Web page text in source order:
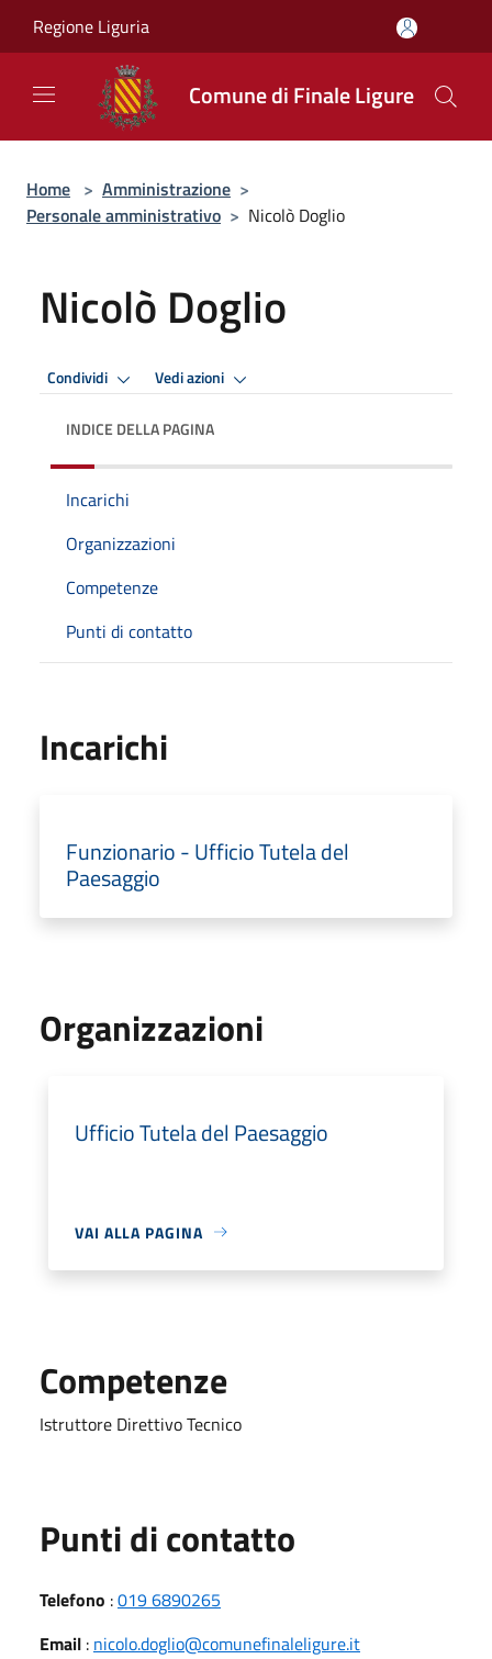
Regione Liguria
Comune di Finale Ligure
Home > Amministrazione >
Personale amministrativo > Nicolò Doglio
Nicolò Doglio
Condividi Vedi azioni
INDICE DELLA PAGINA
Incarichi
Organizzazioni
Competenze
Punti di contatto
Incarichi
Funzionario - Ufficio Tutela del
Paesaggio
Organizzazioni
Ufficio Tutela del Paesaggio
VAI ALLA PAGINA
Competenze
Istruttore Direttivo Tecnico
Punti di contatto
Telefono :019 6890265
Email : nicolo.doglio@comunefinaleligure.it